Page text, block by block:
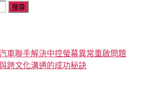
車聯手解決中控螢幕異常重啟問題
跨文化溝通的成功秘訣